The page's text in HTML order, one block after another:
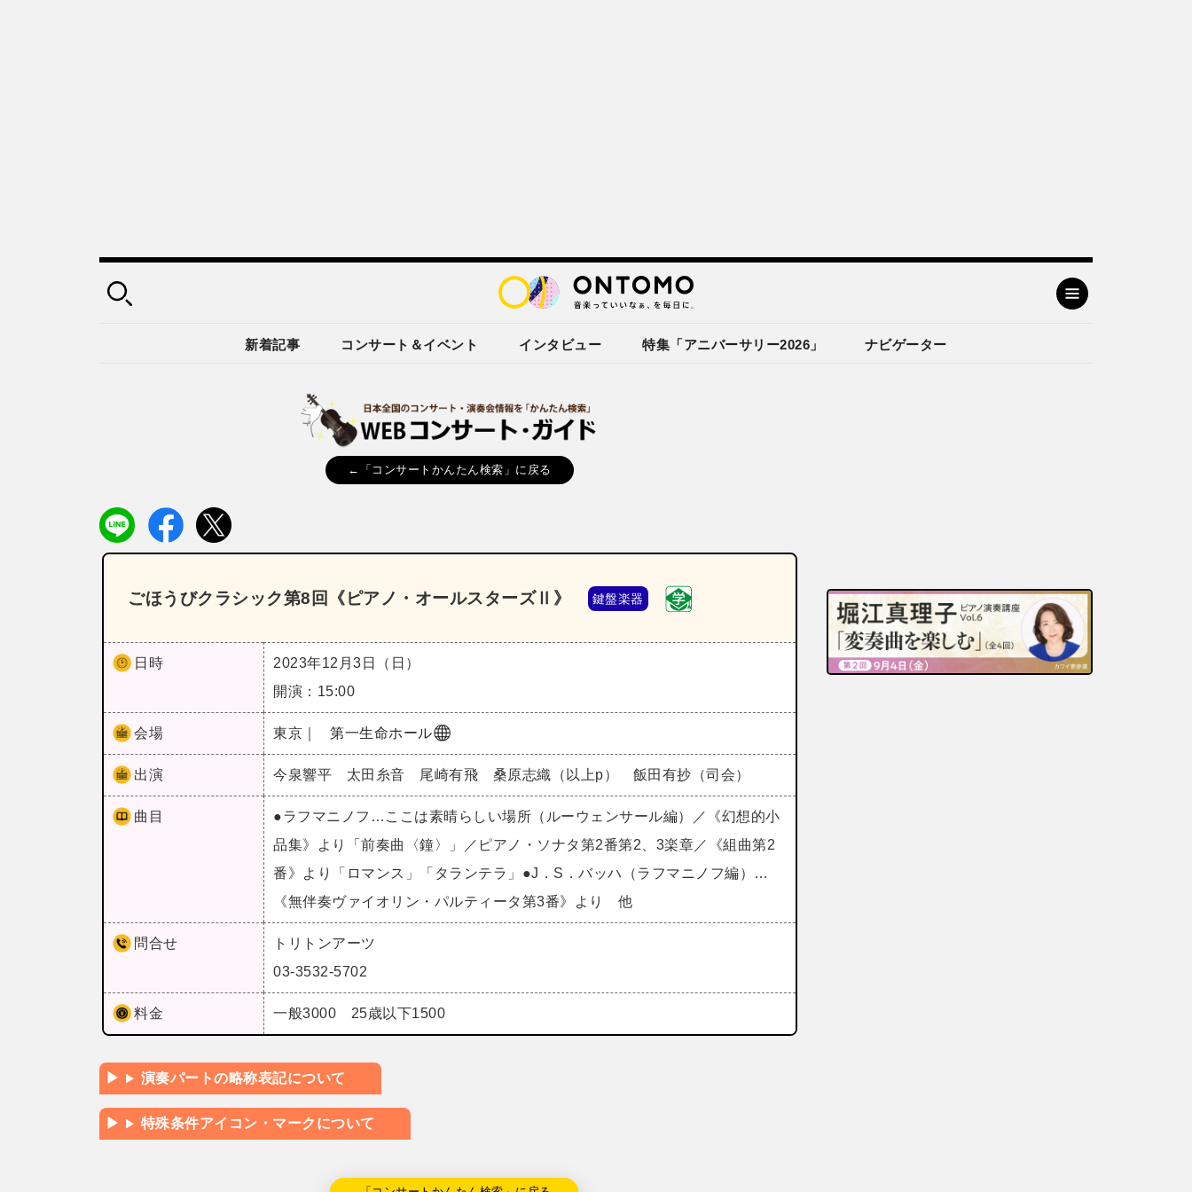
新着記事 コンサート＆イベント インタビュー 特集「アニバーサリー2026」 ナビゲーター
←「コンサートかんたん検索」に戻る
ごほうびクラシック第8回《ピアノ・オールスターズⅡ》 鍵盤楽器
日時
2023年12月3日（日）
開演：15:00
会場 東京｜ 第一生命ホール
出演 今泉響平 太田糸音 尾崎有飛 桑原志織（以上p） 飯田有抄（司会）
曲目
●ラフマニノフ…ここは素晴らしい場所（ルーウェンサール編）／《幻想的小
品集》より「前奏曲〈鐘〉」／ピアノ・ソナタ第2番第2、3楽章／《組曲第2
番》より「ロマンス」「タランテラ」●J．S．バッハ（ラフマニノフ編）…
《無伴奏ヴァイオリン・パルティータ第3番》より 他
問合せ
トリトンアーツ
03-3532-5702
料金 一般3000 25歳以下1500
演奏パートの略称表記について
特殊条件アイコン・マークについて